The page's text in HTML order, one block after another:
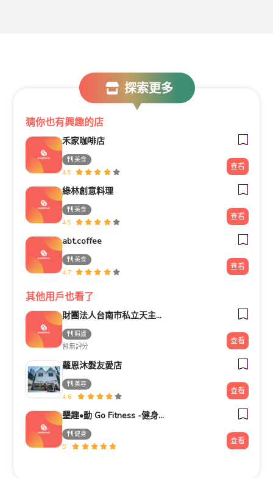
探索更多
猜你也有興趣的店
禾家咖啡店
美食
4.9
查看
綠林創意料理
美食
4.9
查看
abt.coffee
美食
4.7
查看
其他用戶也看了
財團法人台南市私立天主教瑞復益智中心
照護
暫無評分
查看
蘿恩沐髮友愛店
美容
4.6
查看
墾趣•動 Go Fitness -健身房推薦|器械皮拉提斯|瑜珈|銀髮族運動|肌力訓練|私人教練|企業包班|台北中山區|捷運南京
健身
5
查看